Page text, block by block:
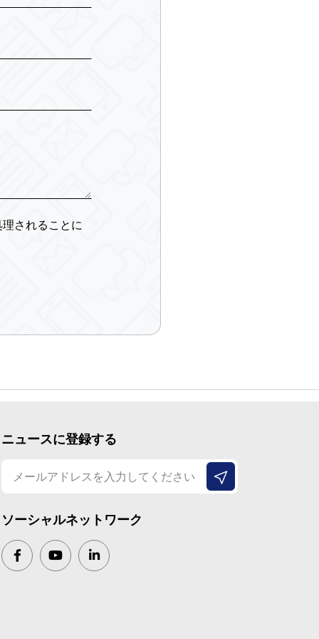
されることに
ニュースに登録する
ソーシャルネットワーク